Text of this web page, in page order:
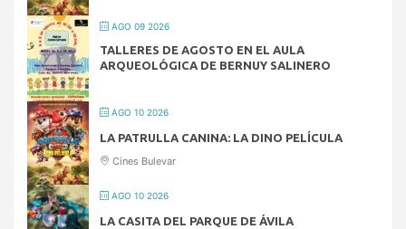
AGO 09 2026
TALLERES DE AGOSTO EN EL AULA
ARQUEOLÓGICA DE BERNUY SALINERO
AGO 10 2026
LA PATRULLA CANINA: LA DINO PELÍCULA
Cines Bulevar
AGO 10 2026
LA CASITA DEL PARQUE DE ÁVILA